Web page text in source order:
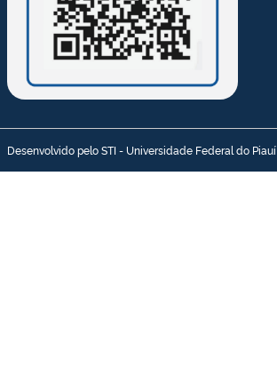
Desenvolvido pelo STI - Universidade Federal do Piauí